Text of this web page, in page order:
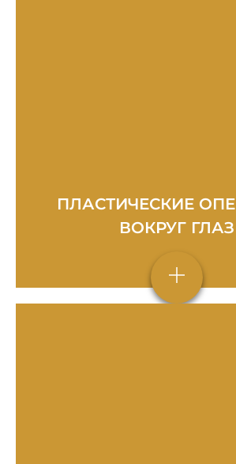
ПЛАСТИЧЕСКИЕ
ВОКРУГ ГЛАЗ